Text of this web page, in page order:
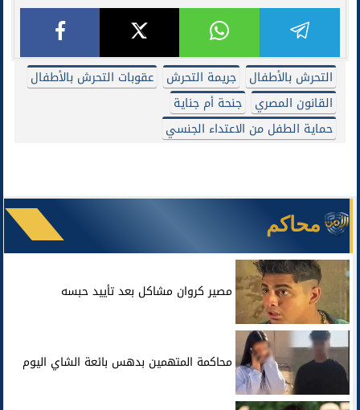
التحرش بالأطفال جريمة التحرش
عقوبات التحرش بالأطفال
القانون المصري
جنحة أم جناية
حماية الطفل من الاعتداء الجنسي
محاكم
مصير كروان مشاكل بعد تأييد حبسه
محاكمة المتهمين بدهس بائعة الشاي اليوم